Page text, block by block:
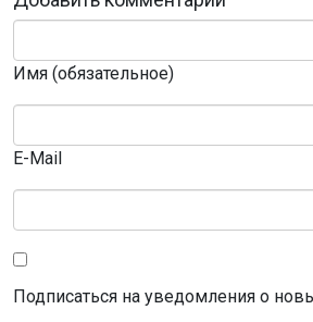
Имя (обязательное)
E-Mail
Подписаться на уведомления о